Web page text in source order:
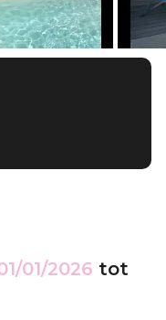
01/2026 tot